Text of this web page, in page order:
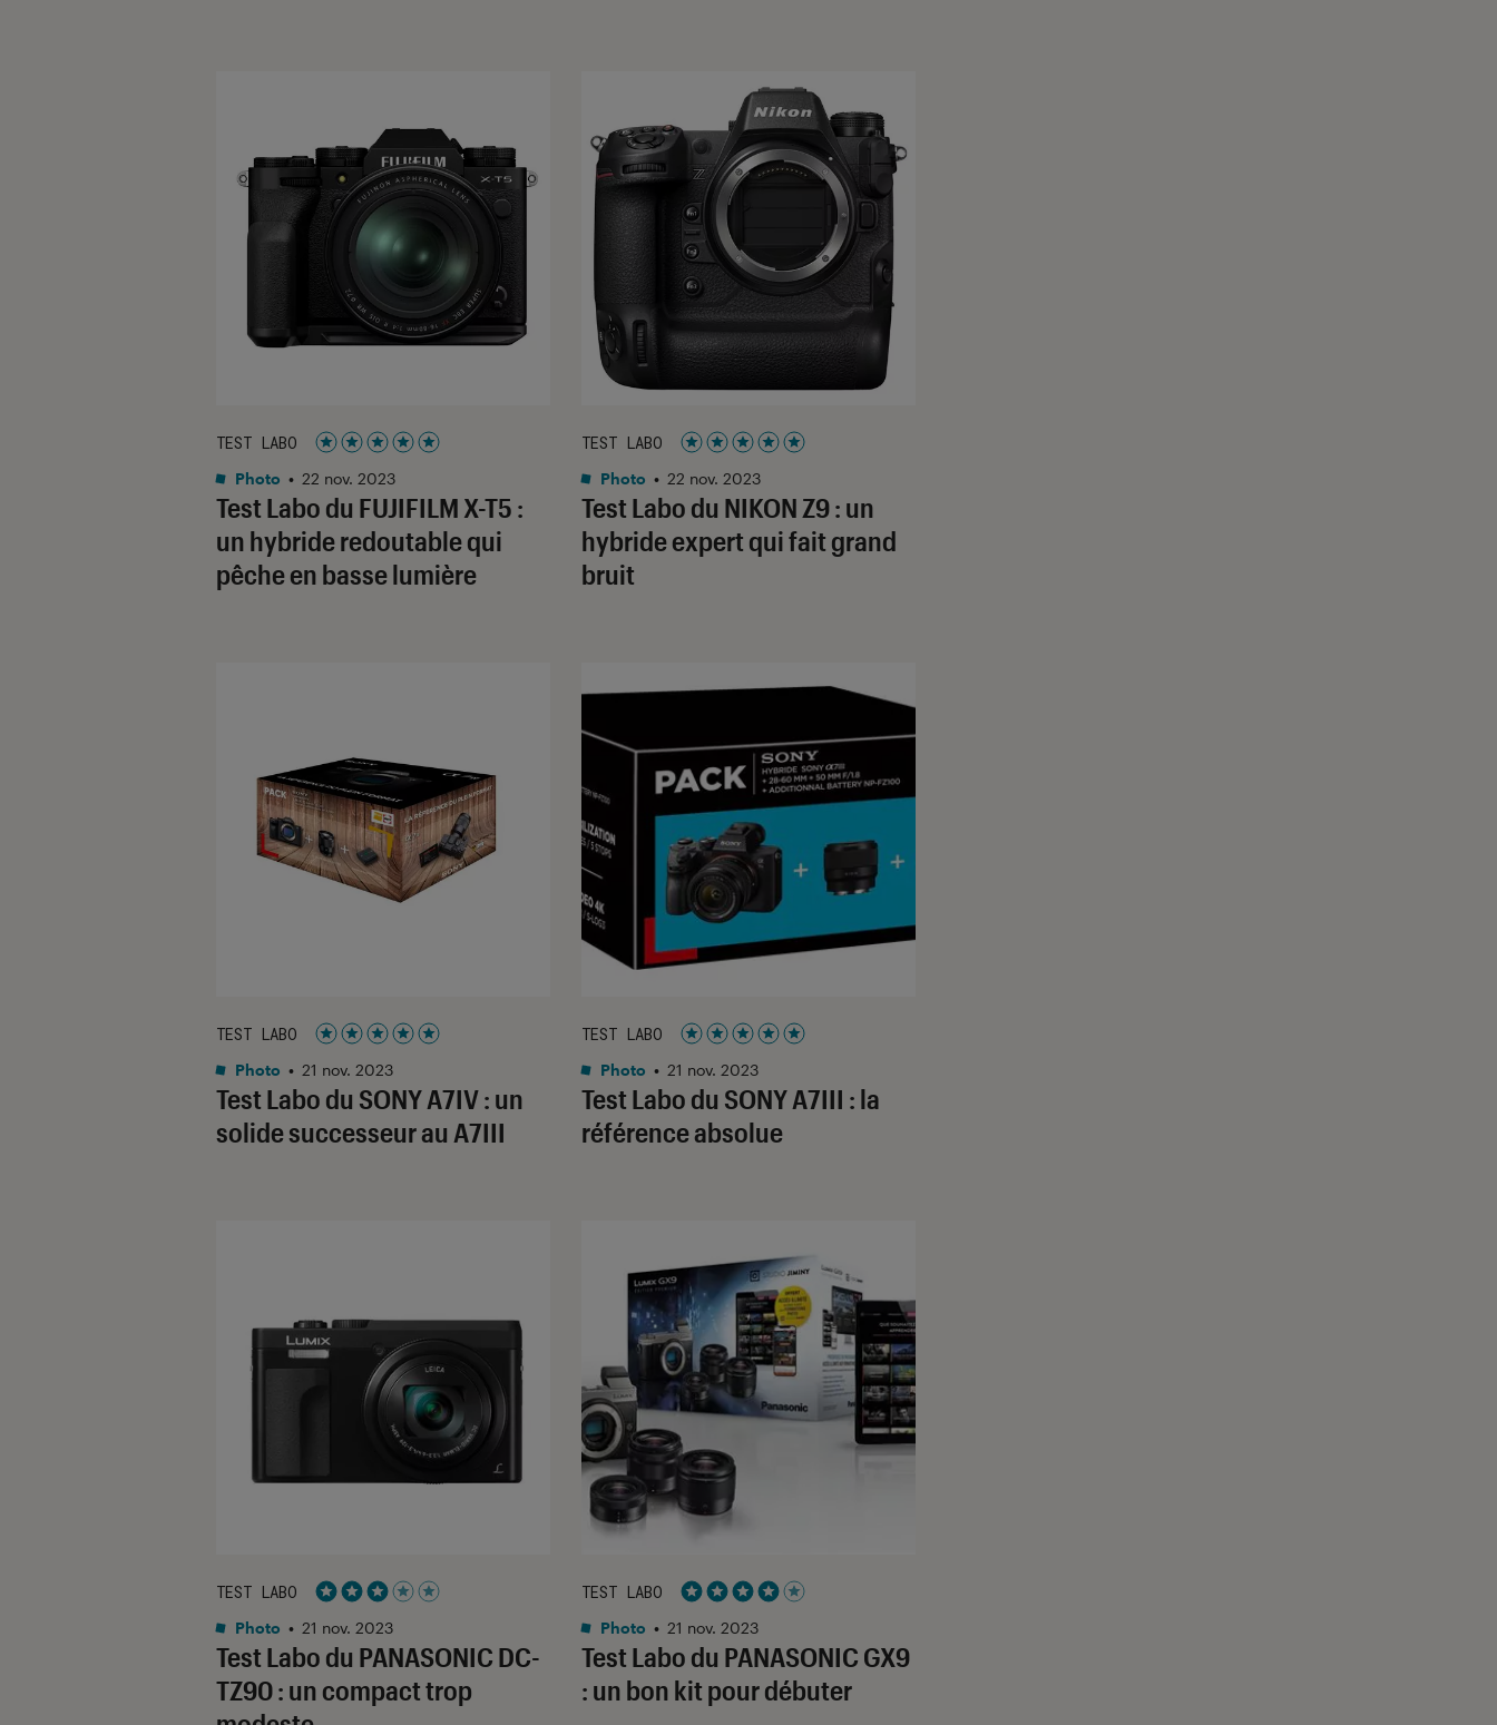
Test Labo du FUJIFILM X-T5 :
un hybride redoutable qui
pêche en basse lumière
TEST LABO
Noté 5 étoiles sur 5
Photo • 22 nov. 2023
Test Labo du NIKON Z9 : un
hybride expert qui fait grand
bruit
TEST LABO
Noté 5 étoiles sur 5
Photo • 22 nov. 2023
Test Labo du SONY A7IV : un
solide successeur au A7III
TEST LABO
Noté 5 étoiles sur 5
Photo • 21 nov. 2023
Test Labo du SONY A7III : la
référence absolue
TEST LABO
Noté 5 étoiles sur 5
Photo • 21 nov. 2023
Test Labo du PANASONIC DC-
TZ90 : un compact trop
TEST LABO
Noté 3 étoiles sur 5
Photo • 21 nov. 2023
Test Labo du PANASONIC GX9
: un bon kit pour débuter
TEST LABO
Noté 4 étoiles sur 5
Photo • 21 nov. 2023